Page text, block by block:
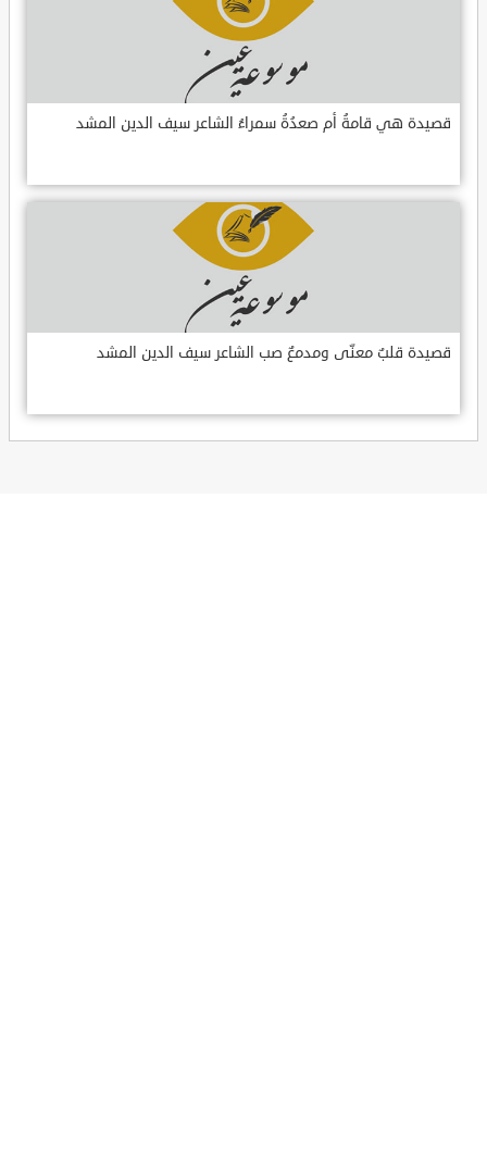
قصيدة هي قامةُ أم صعدُةُ سمراءُ الشاعر سيف الدين المشد
قصيدة قلبٌ معنّى ومدمعٌ صب الشاعر سيف الدين المشد